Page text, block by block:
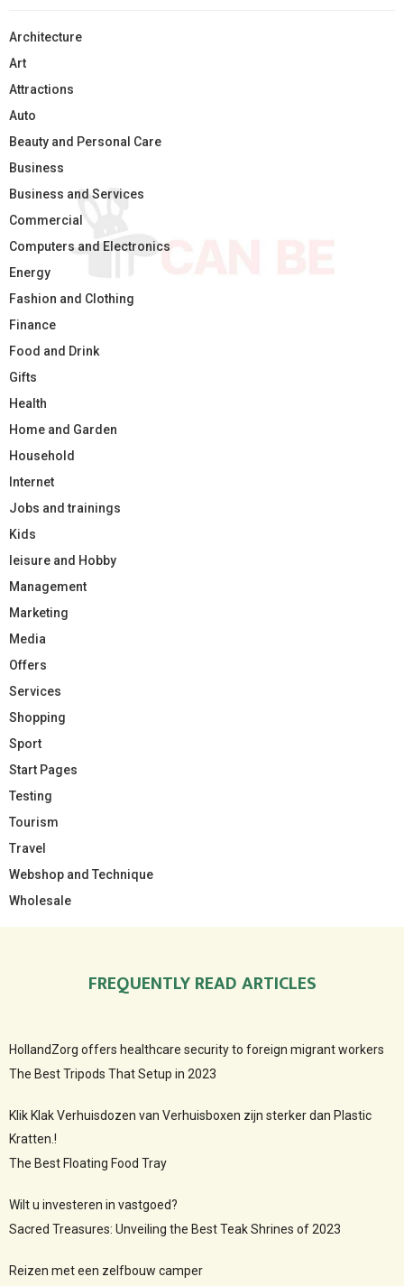
Architecture
Art
Attractions
Auto
Beauty and Personal Care
Business
Business and Services
Commercial
Computers and Electronics
Energy
Fashion and Clothing
Finance
Food and Drink
Gifts
Health
Home and Garden
Household
Internet
Jobs and trainings
Kids
leisure and Hobby
Management
Marketing
Media
Offers
Services
Shopping
Sport
Start Pages
Testing
Tourism
Travel
Webshop and Technique
Wholesale
FREQUENTLY READ ARTICLES
HollandZorg offers healthcare security to foreign migrant workers
The Best Tripods That Setup in 2023
Klik Klak Verhuisdozen van Verhuisboxen zijn sterker dan Plastic
Kratten.!
The Best Floating Food Tray
Wilt u investeren in vastgoed?
Sacred Treasures: Unveiling the Best Teak Shrines of 2023
Reizen met een zelfbouw camper